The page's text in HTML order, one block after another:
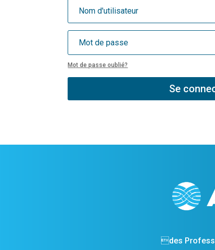
Mot de passe oublié?
Se
des